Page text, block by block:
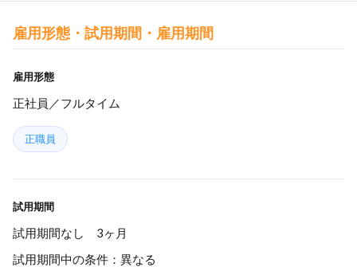
雇用形態・試用期間・雇用期間
雇用形態
正社員／フルタイム
正職員
試用期間
試用期間なし 3ヶ月
試用期間中の条件：異なる